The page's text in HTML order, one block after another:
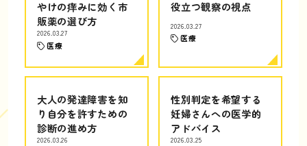
やけの痒みに効く市
販薬の選び方
2026.03.27
医療
役立つ観察の視点
2026.03.27
医療
大人の発達障害を知
り自分を許すための
診断の進め方
2026.03.26
性別判定を希望する
妊婦さんへの医学的
アドバイス
2026.03.25